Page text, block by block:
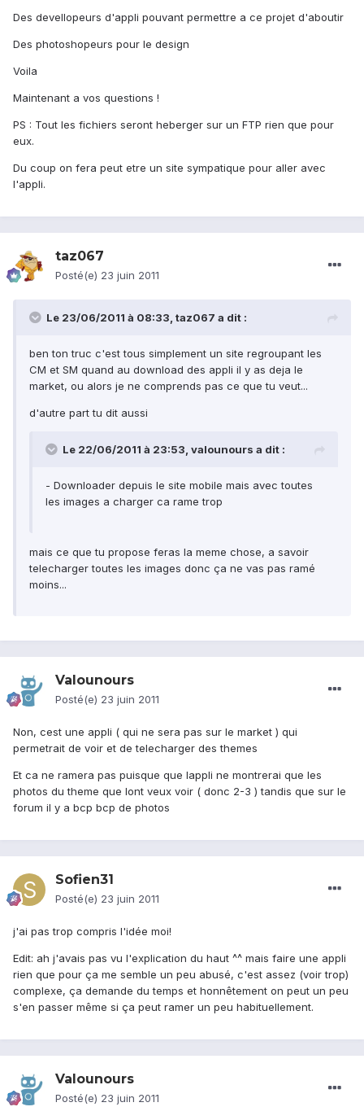
Des devellopeurs d'appli pouvant permettre a ce projet d'aboutir
Des photoshopeurs pour le design
Voila
Maintenant a vos questions !
PS : Tout les fichiers seront heberger sur un FTP rien que pour
eux.
Du coup on fera peut etre un site sympatique pour aller avec
l'appli.
taz067
Posté(e) 23 juin 2011
Le 23/06/2011 à 08:33, taz067 a dit :
ben ton truc c'est tous simplement un site regroupant les
CM et SM quand au download des appli il y as deja le
market, ou alors je ne comprends pas ce que tu veut...
d'autre part tu dit aussi
Le 22/06/2011 à 23:53, valounours a dit :
- Downloader depuis le site mobile mais avec toutes
les images a charger ca rame trop
mais ce que tu propose feras la meme chose, a savoir
telecharger toutes les images donc ça ne vas pas ramé
moins...
Valounours
Posté(e) 23 juin 2011
Non, cest une appli ( qui ne sera pas sur le market ) qui
permetrait de voir et de telecharger des themes
Et ca ne ramera pas puisque que lappli ne montrerai que les
photos du theme que lont veux voir ( donc 2-3 ) tandis que sur le
forum il y a bcp bcp de photos
Sofien31
Posté(e) 23 juin 2011
j'ai pas trop compris l'idée moi!
Edit: ah j'avais pas vu l'explication du haut ^^ mais faire une appli
rien que pour ça me semble un peu abusé, c'est assez (voir trop)
complexe, ça demande du temps et honnêtement on peut un peu
s'en passer même si ça peut ramer un peu habituellement.
Valounours
Posté(e) 23 juin 2011